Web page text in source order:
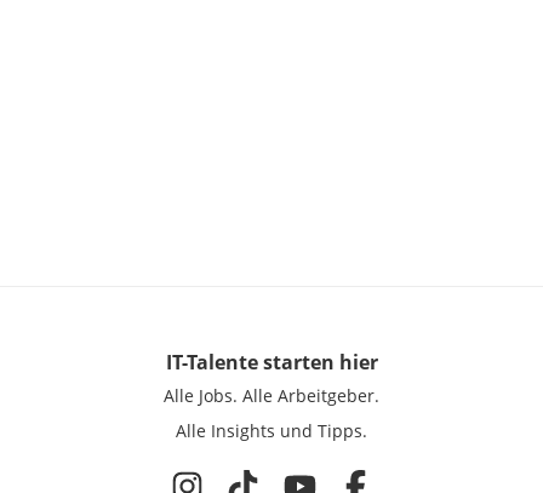
IT-Talentestarten hier
Alle Jobs. Alle Arbeitgeber.
Alle Insights und Tipps.